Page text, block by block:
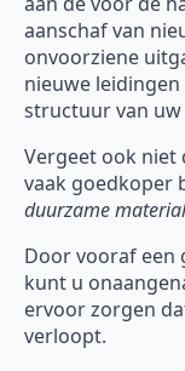
aanschaf van
onvoorziene
nieuwe
structuur van
Vergeet ook niet
vaak goedkoper
duurzame
Door vooraf een
kunt u
ervoor zorgen
verloopt.